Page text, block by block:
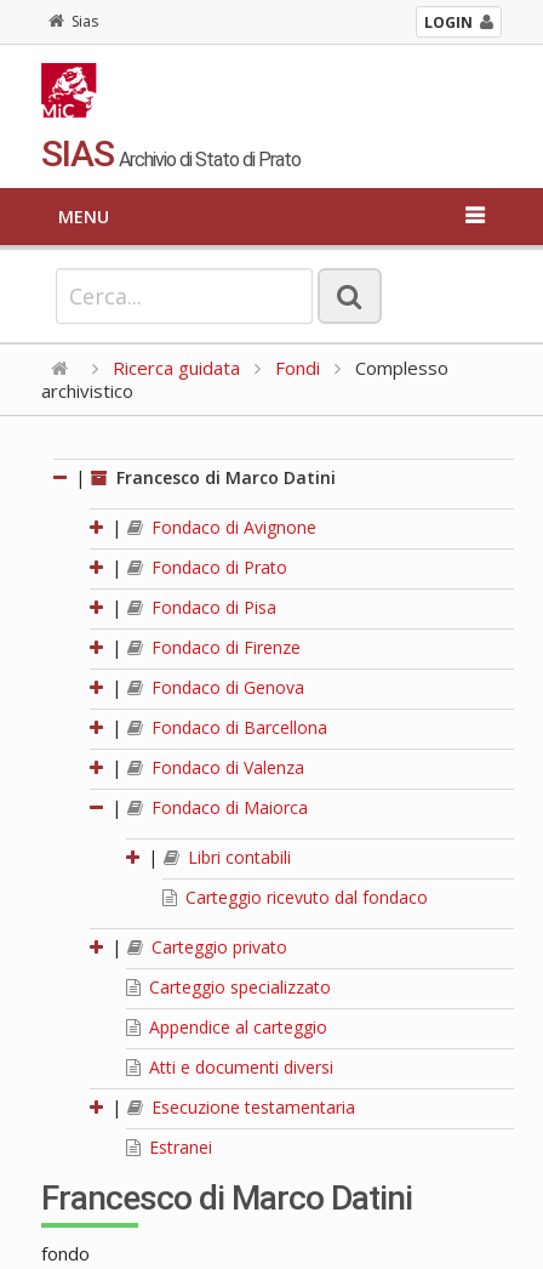
Sias LOGIN
SIAS Archivio di Stato di Prato
MENU
Ricerca guidata Fondi
Complesso
archivistico
| Francesco di Marco Datini
|
Fondaco di Avignone
|
Fondaco di Prato
|
Fondaco di Pisa
|
Fondaco di Firenze
|
Fondaco di Genova
|
Fondaco di Barcellona
|
Fondaco di Valenza
|
Fondaco di Maiorca
|
Libri contabili
Carteggio ricevuto dal fondaco
|
Carteggio privato
Carteggio specializzato
Appendice al carteggio
Atti e documenti diversi
|
Esecuzione testamentaria
Estranei
Francesco di Marco Datini
fondo